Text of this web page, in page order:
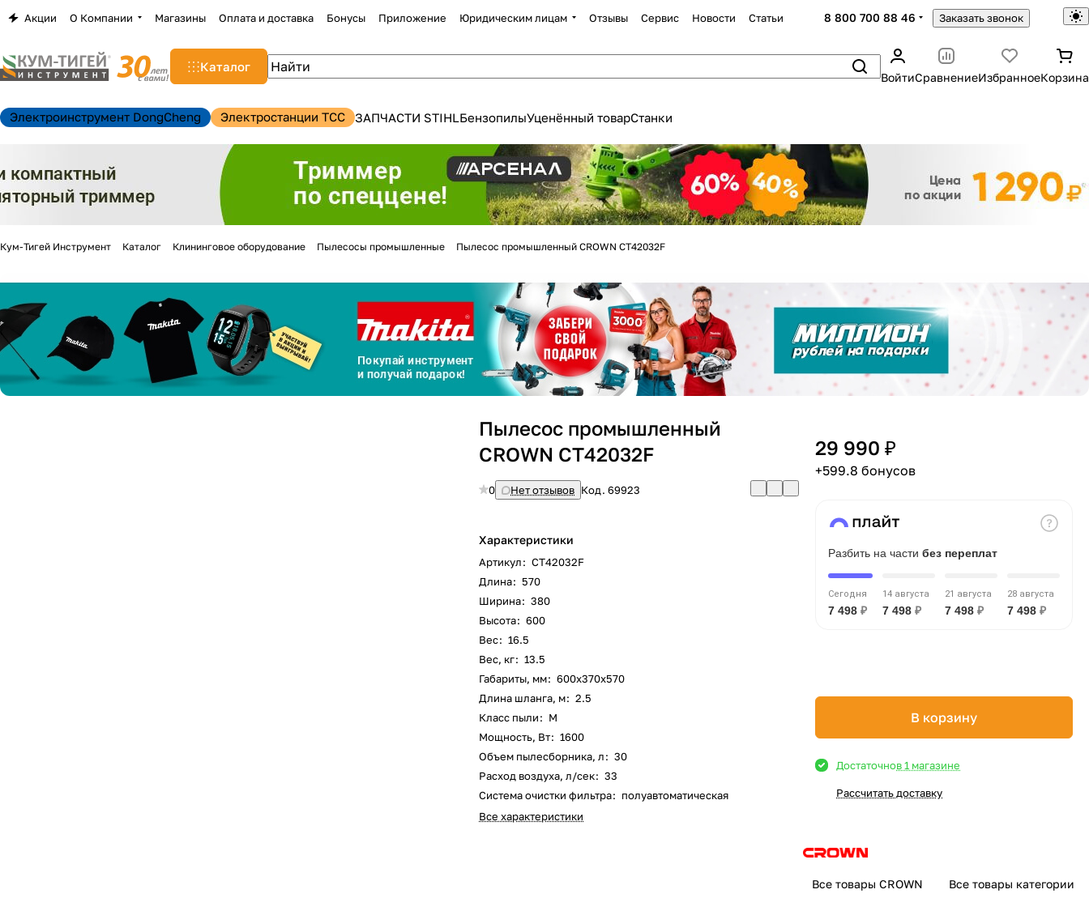
Акции О Компании Магазины Оплата и доставка Бонусы Приложение Юридическим лицам Отзывы Сервис Новости Статьи 8 800 700 88 46 Заказать звонок
Каталог
ВойтиСравнениеИзбранноеКорзина
Электроинструмент DongCheng Электростанции TCC ЗАПЧАСТИ STIHLБензопилыУценённый товарСтанки
Кум-Тигей Инструмент Каталог Клининговое оборудование Пылесосы промышленные Пылесос промышленный CROWN CT42032F
Пылесос промышленный
CROWN CT42032F
0 Нет отзывов Код.69923
Характеристики
Артикул: CT42032F
Длина: 570
Ширина: 380
Высота: 600
Вес: 16.5
Вес, кг: 13.5
Габариты, мм: 600х370х570
Длина шланга, м: 2.5
Класс пыли: M
Мощность, Вт: 1600
Объем пылесборника, л: 30
Расход воздуха, л/сек: 33
Система очистки фильтра: полуавтоматическая
Все характеристики
29 990 ₽
+599.8 бонусов
Разбить на части без переплат
Сегодня
7 498 ₽
14 августа
7 498 ₽
21 августа
7 498 ₽
28 августа
7 498 ₽
В корзину
Достаточнов 1 магазине
Рассчитать доставку
Все товары CROWN Все товары категории
Закрыть
Разбейтеоплату
без переплат
График платежей
Добавляйте товарыв корзину
Оплачивайте сегодня только
% картой любого банка
Получайте товарвыбранный способом
75 списываться
каждые 2 недели